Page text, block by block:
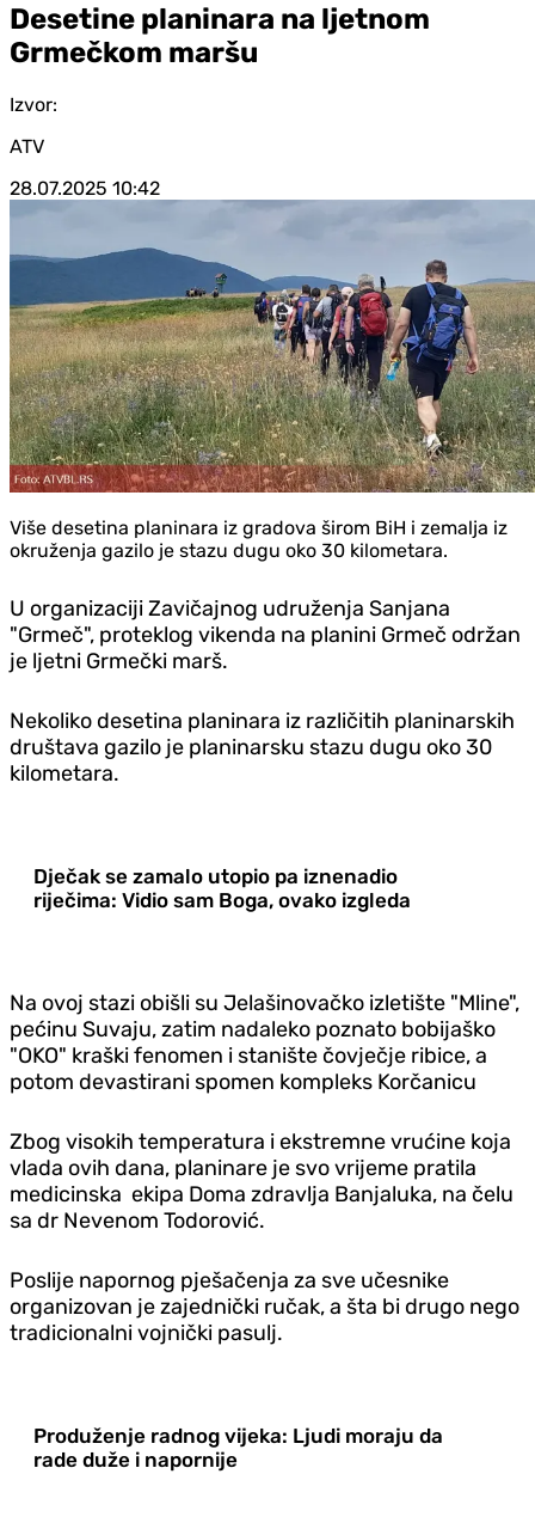
Desetine planinara na ljetnom
Grmečkom maršu
Izvor:
ATV
28.07.2025 10:42
Više desetina planinara iz gradova širom BiH i zemalja iz
okruženja gazilo je stazu dugu oko 30 kilometara.
U organizaciji Zavičajnog udruženja Sanjana
"Grmeč", proteklog vikenda na planini Grmeč održan
je ljetni Grmečki marš.
Nekoliko desetina planinara iz različitih planinarskih
društava gazilo je planinarsku stazu dugu oko 30
kilometara.
Dječak se zamalo utopio pa iznenadio
riječima: Vidio sam Boga, ovako izgleda
Na ovoj stazi obišli su Jelašinovačko izletište "Mline",
pećinu Suvaju, zatim nadaleko poznato bobijaško
"OKO" kraški fenomen i stanište čovječje ribice, a
potom devastirani spomen kompleks Korčanicu
Zbog visokih temperatura i ekstremne vrućine koja
vlada ovih dana, planinare je svo vrijeme pratila
medicinska ekipa Doma zdravlja Banjaluka, na čelu
sa dr Nevenom Todorović.
Poslije napornog pješačenja za sve učesnike
organizovan je zajednički ručak, a šta bi drugo nego
tradicionalni vojnički pasulj.
Produženje radnog vijeka: Ljudi moraju da
rade duže i napornije